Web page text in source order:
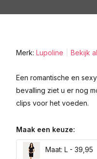
Merk: Lupoline Bekijk
Een romantische en
bevalling ziet u er nog
clips voor het voeden.
Maak een keuze:
Maat: L - 39,95